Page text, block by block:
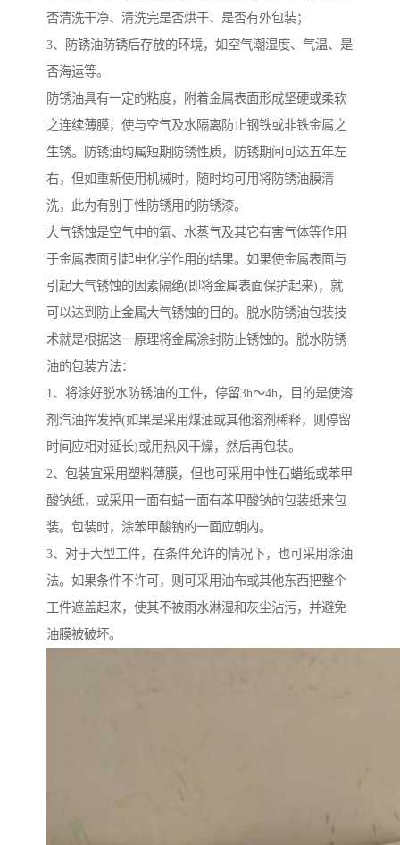
否清洗干净、清洗完是否烘干、是否有外包装；
3、防锈油防锈后存放的环境，如空气潮湿度、气温、是
否海运等。
防锈油具有一定的粘度，附着金属表面形成坚硬或柔软
之连续薄膜，使与空气及水隔离防止钢铁或非铁金属之
生锈。防锈油均属短期防锈性质，防锈期间可达五年左
右，但如重新使用机械时，随时均可用将防锈油膜清
洗，此为有别于性防锈用的防锈漆。
大气锈蚀是空气中的氧、水蒸气及其它有害气体等作用
于金属表面引起电化学作用的结果。如果使金属表面与
引起大气锈蚀的因素隔绝(即将金属表面保护起来)，就
可以达到防止金属大气锈蚀的目的。脱水防锈油包装技
术就是根据这一原理将金属涂封防止锈蚀的。脱水防锈
油的包装方法：
1、将涂好脱水防锈油的工件，停留3h～4h，目的是使溶
剂汽油挥发掉(如果是采用煤油或其他溶剂稀释，则停留
时间应相对延长)或用热风干燥，然后再包装。
2、包装宜采用塑料薄膜，但也可采用中性石蜡纸或苯甲
酸钠纸，或采用一面有蜡一面有苯甲酸钠的包装纸来包
装。包装时，涂苯甲酸钠的一面应朝内。
3、对于大型工件，在条件允许的情况下，也可采用涂油
法。如果条件不许可，则可采用油布或其他东西把整个
工件遮盖起来，使其不被雨水淋湿和灰尘沾污，并避免
油膜被破坏。